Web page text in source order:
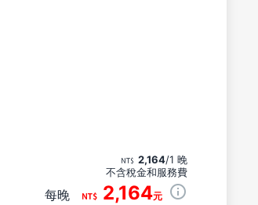
2,164/1 晚
不含稅金和服務費
每晚 2,164元